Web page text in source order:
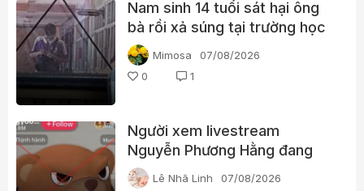
Nam sinh 14 tuổi sát hại ông
bà rồi xả súng tại trường học
Thái Lan
Mimosa
07/08/2026
0
1
Người xem livestream
Nguyễn Phương Hằng đang
tìm kiếm điều gì?
Lê Nhã Linh
07/08/2026